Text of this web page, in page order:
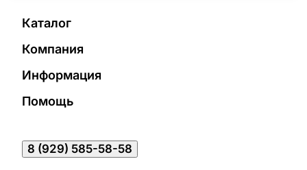
Каталог
Компания
Информация
Помощь
8 (929) 585-58-58